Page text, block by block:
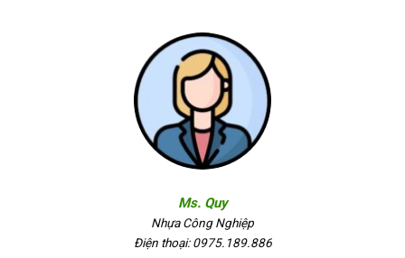
Ms. Quy
Nhựa Công Nghiệp
Điện thoại: 0975.189.886